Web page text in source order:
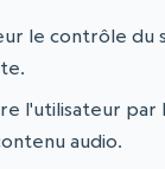
le contrôle du
l'utilisateur par
audio.